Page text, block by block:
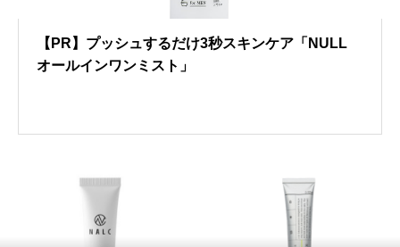
【PR】プッシュするだけ3秒スキンケア「NULL
オールインワンミスト」